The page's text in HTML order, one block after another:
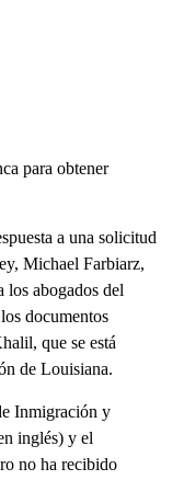
para obtener
a una solicitud
Michael Farbiarz,
abogados del
documentos
que se está
de Louisiana.
Inmigración y
inglés) y el
no ha recibido